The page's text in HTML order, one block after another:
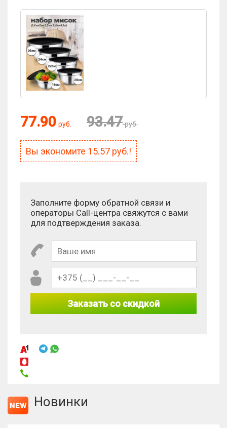
Антиспам:
Сколько будет 4 + 10?
77.90 руб. 93.47 руб.
Вы экономите 15.57 руб.!
Заполните форму обратной связи и
операторы Call-центра свяжутся с вами
для подтверждения заказа.
Заказать со скидкой
Новинки